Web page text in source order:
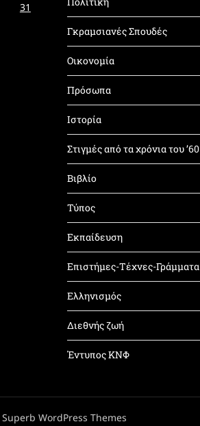
31
Γκραμσιανές Σπουδές
Οικονομία
Πρόσωπα
Ιστορία
Στιγμές από τα χρόνια του ’60
Βιβλίο
Τύπος
Εκπαίδευση
Επιστήμες-Τέχνες-Γράμματα
Ελληνισμός
Διεθνής ζωή
Έντυπος ΚΝΦ
Superb WordPress Themes